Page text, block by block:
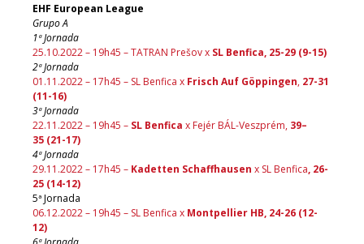
EHF European League
Grupo A
1ª Jornada
25.10.2022 – 19h45 – TATRAN Prešov x SL Benfica, 25-29 (9-15)
2ª Jornada
01.11.2022 – 17h45 – SL Benfica x Frisch Auf Göppingen, 27-31
(11-16)
3ª Jornada
22.11.2022 – 19h45 – SL Benfica x Fejér BÁL-Veszprém, 39–
35 (21-17)
4ª Jornada
29.11.2022 – 17h45 – Kadetten Schaffhausen x SL Benfica, 26-
25 (14-12)
5ª Jornada
06.12.2022 – 19h45 – SL Benfica x Montpellier HB, 24-26 (12-
12)